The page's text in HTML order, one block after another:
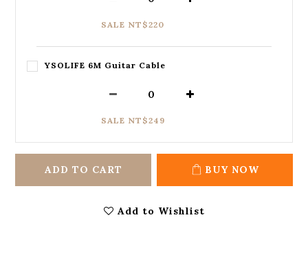
SALE NT$220
YSOLIFE 6M Guitar Cable
SALE NT$249
ADD TO CART BUY NOW
Add to Wishlist